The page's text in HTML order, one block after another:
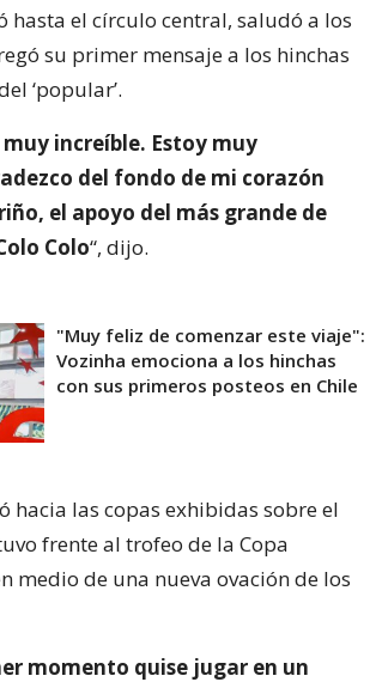
hasta el círculo central, saludó a los
su primer mensaje a los hinchas
‘popular’.
increíble. Estoy muy
del fondo de mi corazón
el apoyo del más grande de
Colo“, dijo.
"Muy feliz de comenzar este viaje":
Vozinha emociona a los hinchas
con sus primeros posteos en Chile
hacia las copas exhibidas sobre el
frente al trofeo de la Copa
medio de una nueva ovación de los
momento quise jugar en un